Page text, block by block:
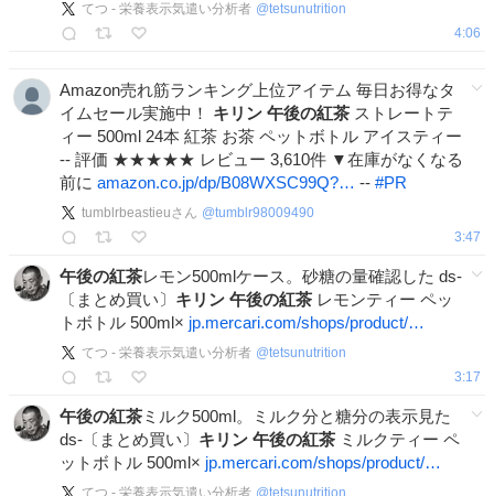
てつ - 栄養表示気遣い分析者 @tetsunutrition
4:06
Amazon売れ筋ランキング上位アイテム 毎日お得なタ
イムセール実施中！ キリン 午後の紅茶 ストレートテ
ィー 500ml 24本 紅茶 お茶 ペットボトル アイスティー
-- 評価 ★★★★★ レビュー 3,610件 ▼在庫がなくなる
前に amazon.co.jp/dp/B08WXSC99Q?… -- #PR
tumblrbeastieuさん @tumblr98009490
3:47
午後の紅茶レモン500mlケース。砂糖の量確認した ds-
〔まとめ買い〕 キリン 午後の紅茶 レモンティー ペッ
トボトル 500ml× jp.mercari.com/shops/product/…
てつ - 栄養表示気遣い分析者 @tetsunutrition
3:17
午後の紅茶ミルク500ml。ミルク分と糖分の表示見た
ds-〔まとめ買い〕 キリン 午後の紅茶 ミルクティー ペ
ットボトル 500ml× jp.mercari.com/shops/product/…
てつ - 栄養表示気遣い分析者 @tetsunutrition